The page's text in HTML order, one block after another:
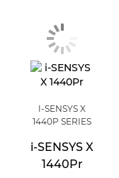
I-SENSYS X
1440P SERIES
i-SENSYS X
1440Pr